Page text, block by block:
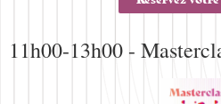
11h00-13h00 -